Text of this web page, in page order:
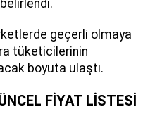
geçerli olmaya
tüketicilerinin
boyuta ulaştı.
FİYAT LİSTESİ